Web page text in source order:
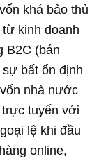
khá bảo thủ
kinh doanh
B2C (bán
bất ổn định
nhà nước
tuyến với
lệ khi đầu
online,